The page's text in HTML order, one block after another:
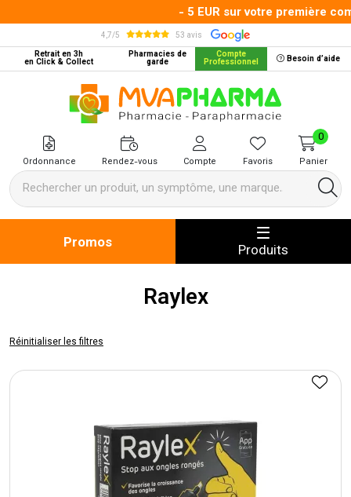
- 5 EUR sur votre première
4,7/5
53 avis
Retrait en 3h
en Click & Collect
Pharmacies de
garde
Compte
Professionnel Besoin d’aide
MVA Pharma Votre pharmacie
Ordonnance Rendez-vous Compte Favoris Panier
0
Promos Produits
Raylex
Réinitialiser les filtres